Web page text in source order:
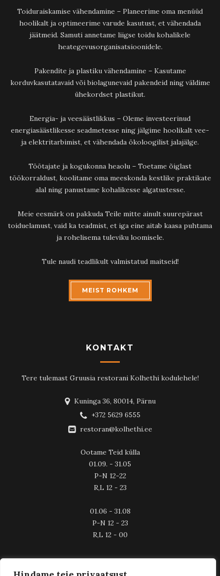
Toiduraiskamise vähendamine – Planeerime oma menüüd
hoolikalt ja optimeerime varude kasutust, et vähendada
jäätmeid. Samuti annetame liigse toidu kohalikele
heategevusorganisatsioonidele.
Pakendite ja plastiku vähendamine – Kasutame
korduvkasutatavaid või biolagunevaid pakendeid ning väldime
ühekordset plastikut.
Energia- ja veesäästlikkus – Oleme investeerinud
energiasäästlikesse seadmetesse ning jälgime hoolikalt vee-
ja elektritarbimist, et vähendada ökoloogilist jalajälge.
Töötajate ja kogukonna heaolu – Toetame õiglast
töökorraldust, koolitame oma meeskonda kestlike praktikate
alal ning panustame kohalikesse algatustesse.
Meie eesmärk on pakkuda Teile mitte ainult suurepärast
toiduelamust, vaid ka teadmist, et iga eine aitab kaasa puhtama
ja rohelisema tuleviku loomisele.
Tule naudi teadlikult valmistatud maitseid!
MEIST ROHKEM
KONTAKT
Tere tulemast Gruusia restorani Kolhethi kodulehele!
Kuninga 36, 80014, Pärnu
+372 5629 6555
restoran@kolhethi.ee
Ootame Teid külla
01.09. - 31.05
P-N 12-22
R,L 12 - 23
01.06 - 31.08
P-N 12 - 23
R,L 12 - 00